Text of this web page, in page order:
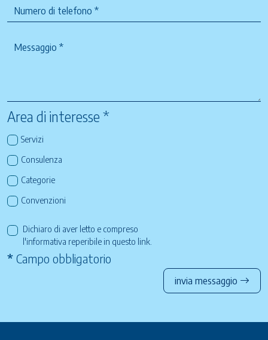
Area di interesse *
Servizi
Consulenza
Categorie
Convenzioni
Dichiaro di aver letto e compreso
l'informativa reperibile in questo link
* Campo obbligatorio
invia messaggio